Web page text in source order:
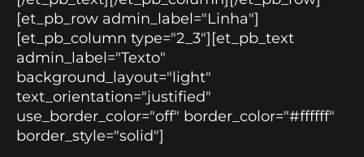
[et_pb_row admin_label="Linha"]
[et_pb_column type="2_3"][et_pb_text
admin_label="Texto"
background_layout="light"
text_orientation="justified"
use_border_color="off" border_color="#ffffff"
border_style="solid"]